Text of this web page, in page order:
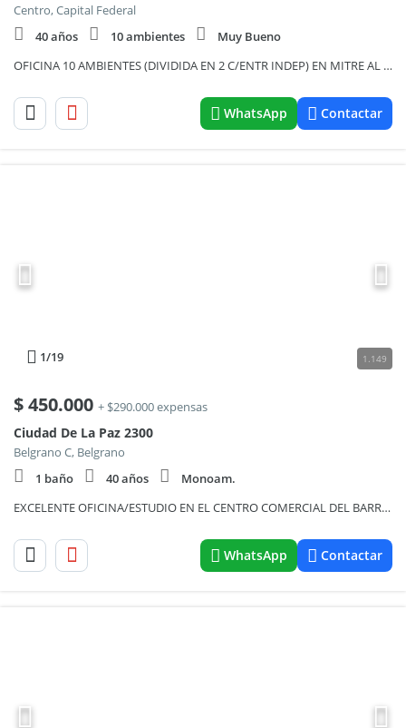
Centro, Capital Federal
40 años
10 ambientes
Muy Bueno
OFICINA 10 AMBIENTES (DIVIDIDA EN 2 C/ENTR INDEP) EN MITRE AL 600 - 250 M2 - CENTRO
WhatsApp Contactar
1/19 1.149
$450.000 + $290.000 expensas
Ciudad De La Paz 2300
Belgrano C, Belgrano
1 baño
40 años
Monoam.
EXCELENTE OFICINA/ESTUDIO EN EL CENTRO COMERCIAL DEL BARRIO DE BELGRANO
WhatsApp Contactar